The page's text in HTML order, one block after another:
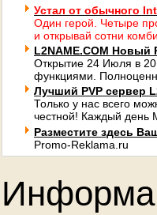
Устал от обычного
Один герой. Четыре
и открывай сотни
L2NAME.COM Новый
Открытие 24 Июля в
функциями.
Лучший PVP сервер
Только у нас всего
честной! Каждый день
Разместите здесь
Promo-Reklama.ru